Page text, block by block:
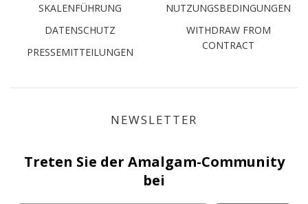
SKALENFÜHRUNG
DATENSCHUTZ
PRESSEMITTEILUNGEN
NUTZUNGSBEDINGUNGEN
WITHDRAW FROM
CONTRACT
NEWSLETTER
Treten Sie der Amalgam-Community
bei